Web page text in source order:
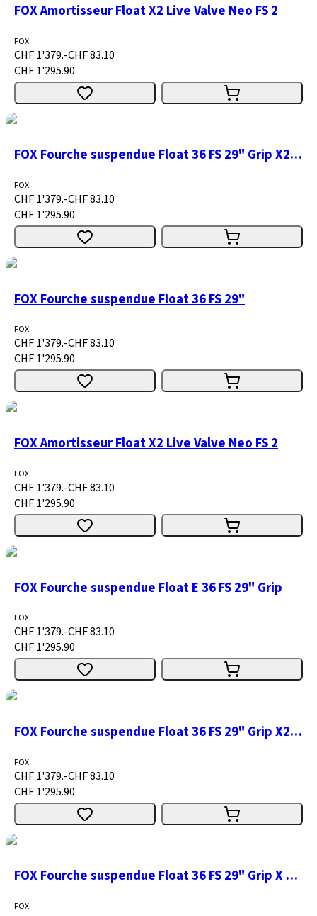
FOX Amortisseur Float X2 Live Valve Neo FS 2
FOX
CHF 1'379.-CHF 83.10
CHF 1'295.90
FOX Fourche suspendue Float 36 FS 29" Grip X2 H/L 160 15x110 1.5 T shiny
FOX
CHF 1'379.-CHF 83.10
CHF 1'295.90
FOX Fourche suspendue Float 36 FS 29"
FOX
CHF 1'379.-CHF 83.10
CHF 1'295.90
FOX Amortisseur Float X2 Live Valve Neo FS 2
FOX
CHF 1'379.-CHF 83.10
CHF 1'295.90
FOX Fourche suspendue Float E 36 FS 29" Grip
FOX
CHF 1'379.-CHF 83.10
CHF 1'295.90
FOX Fourche suspendue Float 36 FS 29" Grip X2 H/L 160 15x110 1.5 T shiny orange 44 R
FOX
CHF 1'379.-CHF 83.10
CHF 1'295.90
FOX Fourche suspendue Float 36 FS 29" Grip X H/L Firm Mode 1
FOX